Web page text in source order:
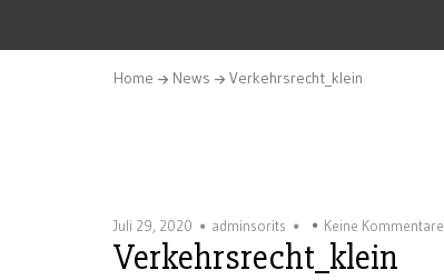
Home News Verkehrsrecht_klein
Juli 29, 2020 adminsorits Keine Kommentare
Verkehrsrecht_klein